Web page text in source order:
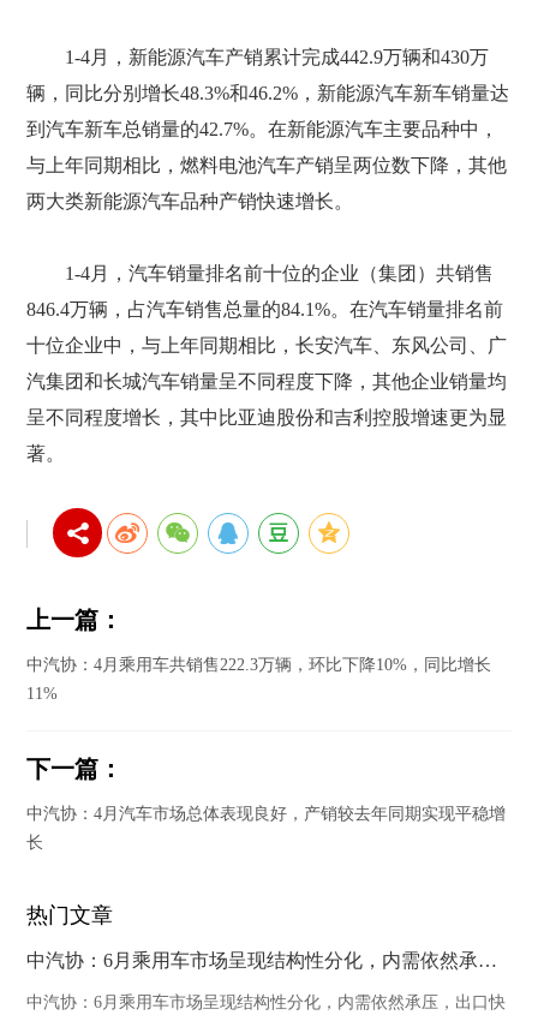
1-4月，新能源汽车产销累计完成442.9万辆和430万
辆，同比分别增长48.3%和46.2%，新能源汽车新车销量达
到汽车新车总销量的42.7%。在新能源汽车主要品种中，
与上年同期相比，燃料电池汽车产销呈两位数下降，其他
两大类新能源汽车品种产销快速增长。
1-4月，汽车销量排名前十位的企业（集团）共销售
846.4万辆，占汽车销售总量的84.1%。在汽车销量排名前
十位企业中，与上年同期相比，长安汽车、东风公司、广
汽集团和长城汽车销量呈不同程度下降，其他企业销量均
呈不同程度增长，其中比亚迪股份和吉利控股增速更为显
著。
上一篇：
中汽协：4月乘用车共销售222.3万辆，环比下降10%，同比增长
11%
下一篇：
中汽协：4月汽车市场总体表现良好，产销较去年同期实现平稳增
长
热门文章
中汽协：6月乘用车市场呈现结构性分化，内需依然承压，出口快速增长
中汽协：6月乘用车市场呈现结构性分化，内需依然承压，出口快